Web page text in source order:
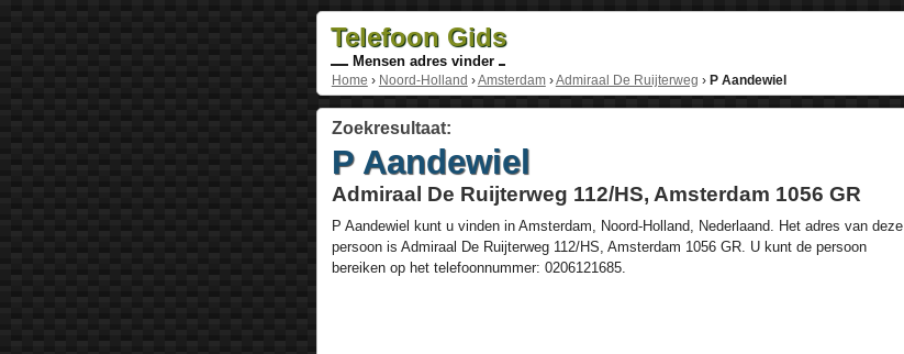
Telefoon Gids
Mensen adres vinder
Home › Noord-Holland ›Amsterdam›Admiraal De Ruijterweg › P Aandewiel
Zoekresultaat:
P Aandewiel
Admiraal De Ruijterweg 112/HS, Amsterdam 1056 GR
P Aandewiel kunt u vinden in Amsterdam Noord-Holland, Nederlaand. Het adres van deze
persoon is Admiraal De Ruijterweg 112/HS , Amsterdam 1056 GR. U kunt de persoon
bereiken op het telefoonnummer: 0206121685.